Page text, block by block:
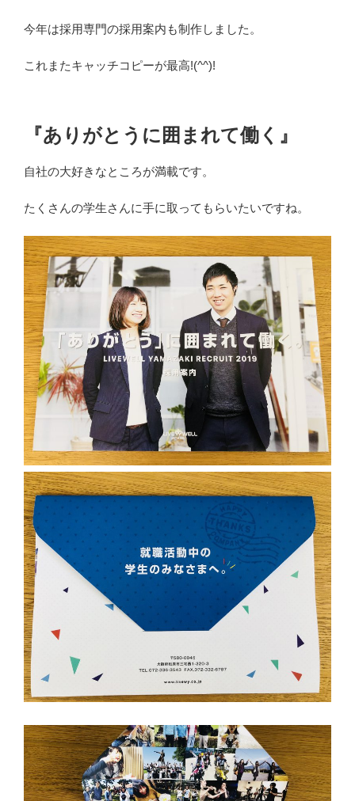
今年は採用専門の採用案内も制作しました。
これまたキャッチコピーが最高!(^^)!
『ありがとうに囲まれて働く』
自社の大好きなところが満載です。
たくさんの学生さんに手に取ってもらいたいですね。